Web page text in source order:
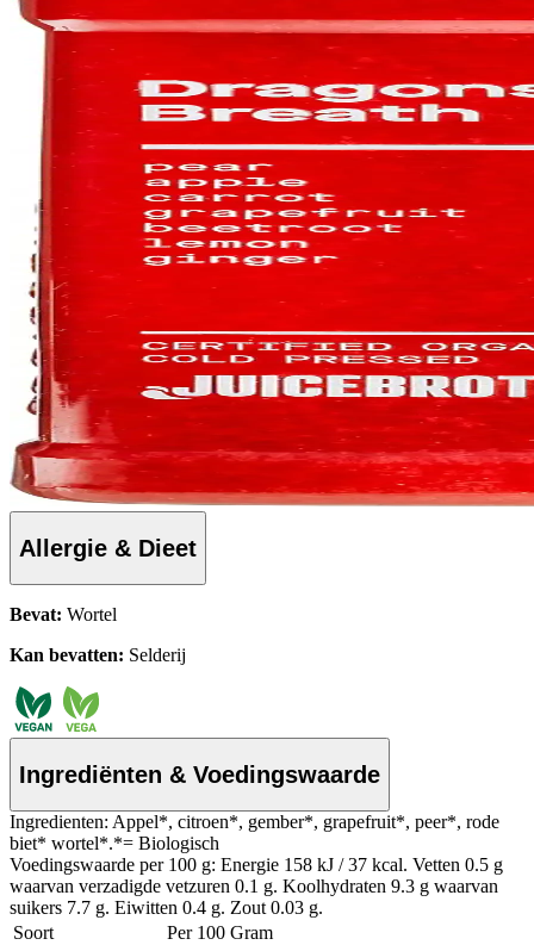
Allergie & Dieet
Bevat: Wortel
Kan bevatten: Selderij
Ingrediënten & Voedingswaarde
Ingredienten: Appel*, citroen*, gember*, grapefruit*, peer*, rode
biet* wortel*.*= Biologisch
Voedingswaarde per 100 g: Energie 158 kJ / 37 kcal. Vetten 0.5 g
waarvan verzadigde vetzuren 0.1 g. Koolhydraten 9.3 g waarvan
suikers 7.7 g. Eiwitten 0.4 g. Zout 0.03 g.
Soort
Per 100 Gram